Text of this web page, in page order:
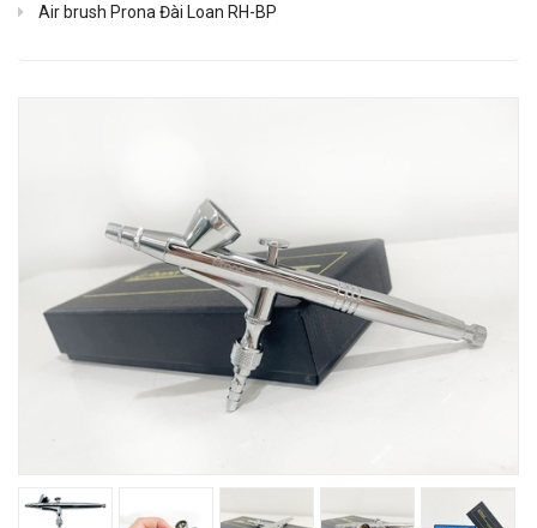
Air brush Prona Đài Loan RH-BP